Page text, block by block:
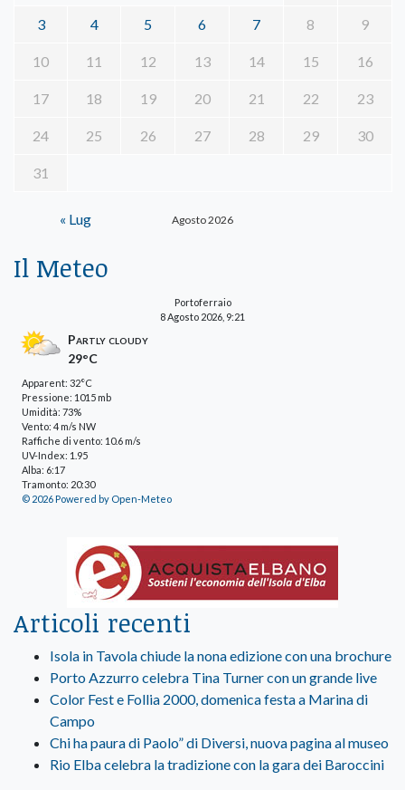
Agosto 2026
3 4 5 6 7 8 9
10 11 12 13 14 15 16
17 18 19 20 21 22 23
24 25 26 27 28 29 30
31
« Lug
Il Meteo
Portoferraio
8 Agosto 2026, 9:21
Partly cloudy
29°C
Apparent: 32°C
Pressione: 1015 mb
Umidità: 73%
Vento: 4 m/s NW
Raffiche di vento: 10.6 m/s
UV-Index: 1.95
Alba: 6:17
Tramonto: 20:30
© 2026 Powered by Open-Meteo
Articoli recenti
Isola in Tavola chiude la nona edizione con una brochure
Porto Azzurro celebra Tina Turner con un grande live
Color Fest e Follia 2000, domenica festa a Marina di
Campo
Chi ha paura di Paolo” di Diversi, nuova pagina al museo
Rio Elba celebra la tradizione con la gara dei Baroccini